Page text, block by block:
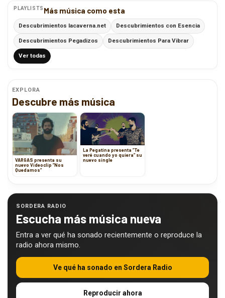
PLAYLISTS Más música como esta
Descubrimientos lacaverna.net Descubrimientos con Esencia
Descubrimientos Pegadizos Descubrimientos Para Vibrar
Ver todas
EXPLORA
Descubre más música
VARGAS presenta su
nuevo Videoclip ”Nos
Quedamos”
La Pegatina presenta ”Te
veré cuando yo quiera” su
nuevo single
SORDERA RADIO
Escucha más música nueva
Entra a ver qué ha sonado recientemente o reproduce la
radio ahora mismo.
Ve qué ha sonado en Sordera Radio
Reproducir ahora